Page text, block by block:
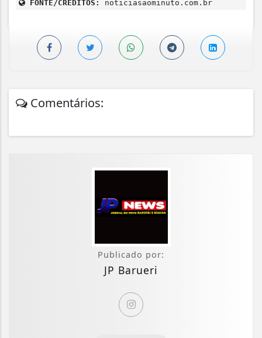
FONTE/CRÉDITOS: noticiasaominuto.com.br
Comentários:
Publicado por:
JP Barueri